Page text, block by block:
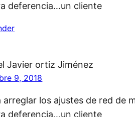
deferencia…un cliente
Javier ortiz Jiménez
9, 2018
arreglar los ajustes de red de
deferencia…un cliente